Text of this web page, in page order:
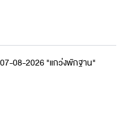
08-2026 "แกว่งพักฐาน"